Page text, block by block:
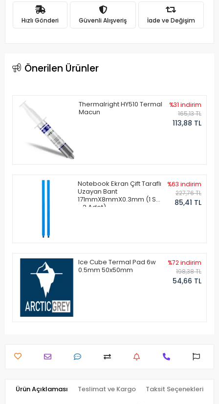
Hızlı Gönderi Güvenli Alışveriş İade ve Değişim
Önerilen Ürünler
Thermalright HY510 Termal
Macun
%31 indirim
165,13 TL
113,88 TL
Notebook Ekran Çift Taraflı
Uzayan Bant
171mmX8mmX0.3mm (1 Set
- 2 Adet)
%63 indirim
227,76 TL
85,41 TL
Ice Cube Termal Pad 6w
0.5mm 50x50mm
%72 indirim
198,38 TL
54,66 TL
Ürün Açıklaması Teslimat ve Kargo Taksit Seçenekleri